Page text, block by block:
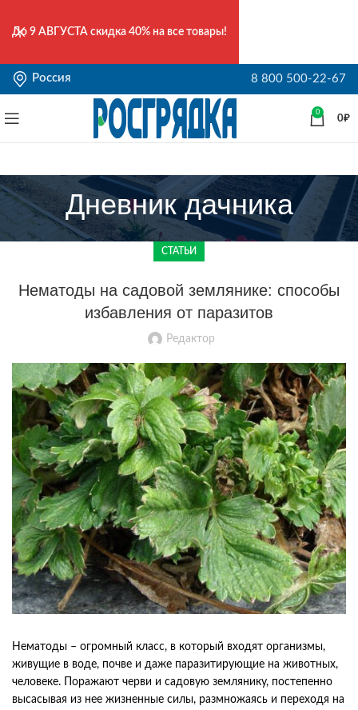
Россия 8 800 500-22-67
0
0₽
Дневник дачника
СТАТЬИ
Нематоды на садовой землянике: способы
избавления от паразитов
Редактор
Нематоды – огромный класс, в который входят организмы,
живущие в воде, почве и даже паразитирующие на животных,
человеке. Поражают черви и садовую землянику, постепенно
высасывая из нее жизненные силы, размножаясь и переходя на
До 9 АВГУСТА скидка 40% на все товары!